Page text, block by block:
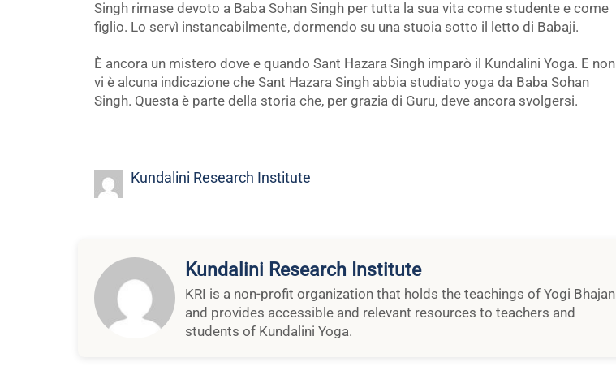
Singh rimase devoto a Baba Sohan Singh per tutta la sua vita come studente e come
figlio. Lo servì instancabilmente, dormendo su una stuoia sotto il letto di Babaji.
È ancora un mistero dove e quando Sant Hazara Singh imparò il Kundalini Yoga. E non
vi è alcuna indicazione che Sant Hazara Singh abbia studiato yoga da Baba Sohan
Singh. Questa è parte della storia che, per grazia di Guru, deve ancora svolgersi.
Kundalini Research Institute
Kundalini Research Institute
KRI is a non-profit organization that holds the teachings of Yogi Bhajan
and provides accessible and relevant resources to teachers and
students of Kundalini Yoga.